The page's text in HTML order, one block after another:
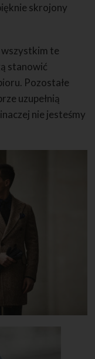
skrojony
te
stanowić
Pozostałe
uzupełnią
nie jesteśmy